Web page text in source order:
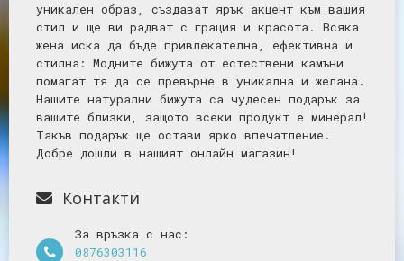
уникален образ, създават ярък акцент към вашия
стил и ще ви радват с грация и красота. Всяка
жена иска да бъде привлекателна, ефективна и
стилна: Mодните бижута от естествени камъни
помагат тя да се превърне в уникална и желана.
Нашите натурални бижута са чудесен подарък за
вашите близки, защото всеки продукт е минерал!
Такъв подарък ще остави ярко впечатление.
Добре дошли в нашият онлайн магазин!
Контакти
За връзка с нас:
0876303116